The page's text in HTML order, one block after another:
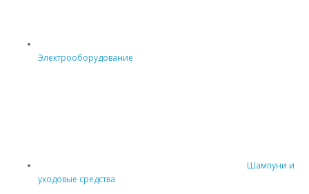
Электрооборудование
Шампуни и
уходовые средства